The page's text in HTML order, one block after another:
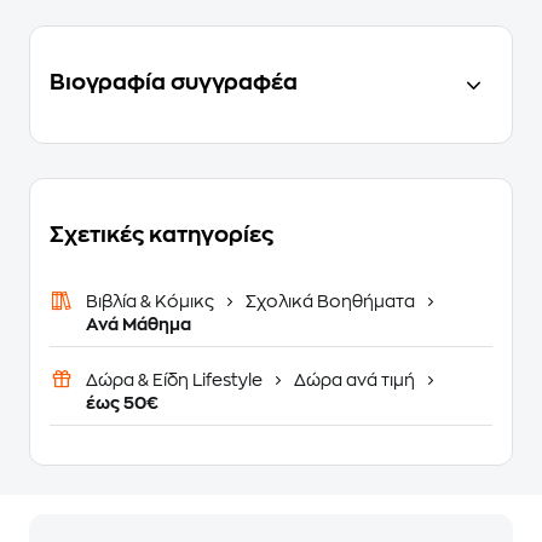
Βιογραφία συγγραφέα
Σχετικές κατηγορίες
Βιβλία & Κόμικς
Σχολικά Βοηθήματα
Ανά Μάθημα
Δώρα & Είδη Lifestyle
Δώρα ανά τιμή
έως 50€